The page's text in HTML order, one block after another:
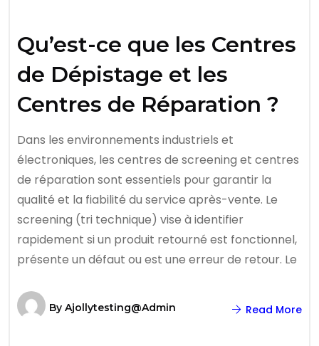
Qu’est-ce que les Centres
de Dépistage et les
Centres de Réparation ?
Dans les environnements industriels et
électroniques, les centres de screening et centres
de réparation sont essentiels pour garantir la
qualité et la fiabilité du service après-vente. Le
screening (tri technique) vise à identifier
rapidement si un produit retourné est fonctionnel,
présente un défaut ou est une erreur de retour. Le
By Ajollytesting@admin Read More